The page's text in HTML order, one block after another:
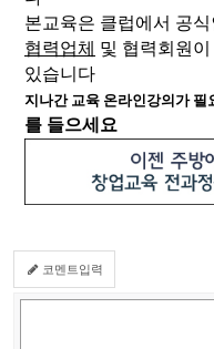
본교육은 클럽에서 공
협력업체 및 협력회원이
있습니다
지나간 교육 온라인강의가 필
를 들으세요
코멘트입력